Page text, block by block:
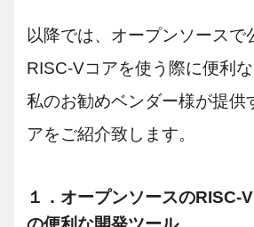
以降では、オープンソースで
RISC-Vコアを使う際に便利
私のお勧めベンダー様が提供
アをご紹介致します。
１．オープンソースのRISC-